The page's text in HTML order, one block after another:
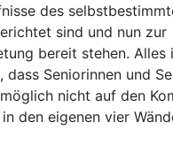
des
sind und nun zur
bereit stehen. Alles
dass Seniorinnen und
nicht auf den
den eigenen vier